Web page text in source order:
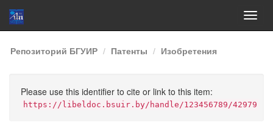
Skip
navigation
Репозиторий БГУИР Патенты Изобретения
Please use this identifier to cite or link to this item:
https://libeldoc.bsuir.by/handle/123456789/42979